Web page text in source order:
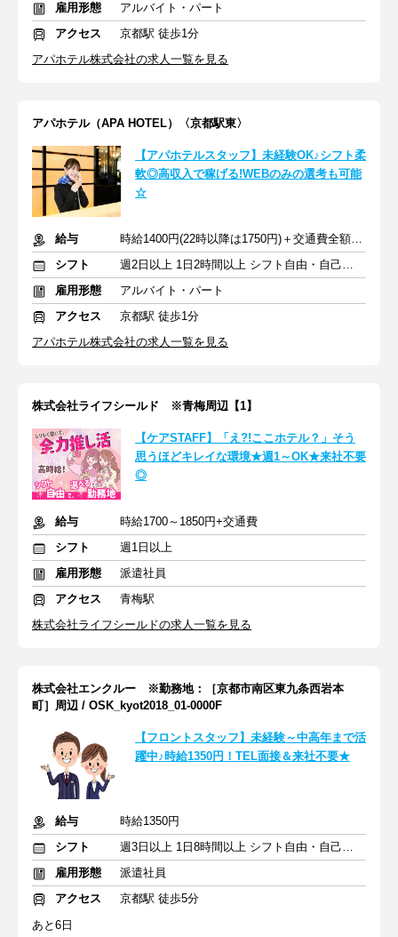
雇用形態
アルバイト・パート
アクセス
京都駅 徒歩1分
アパホテル株式会社の求人一覧を見る
アパホテル（APA HOTEL）〈京都駅東〉
【アパホテルスタッフ】未経験OK♪シフト柔
軟◎高収入で稼げる!WEBのみの選考も可能
☆
給与
時給1400円(22時以降は1750円)＋交通費全額支給
シフト
週2日以上 1日2時間以上 シフト自由・自己申告
雇用形態
アルバイト・パート
アクセス
京都駅 徒歩1分
アパホテル株式会社の求人一覧を見る
株式会社ライフシールド ※青梅周辺【1】
【ケアSTAFF】「え?!ここホテル？」そう
思うほどキレイな環境★週1～OK★来社不要
◎
給与
時給1700～1850円+交通費
シフト
週1日以上
雇用形態
派遣社員
アクセス
青梅駅
株式会社ライフシールドの求人一覧を見る
株式会社エンクルー ※勤務地：［京都市南区東九条西岩本
町］周辺 / OSK_kyot2018_01-0000F
【フロントスタッフ】未経験～中高年まで活
躍中♪時給1350円！TEL面接＆来社不要★
給与
時給1350円
シフト
週3日以上 1日8時間以上 シフト自由・自己申告
雇用形態
派遣社員
アクセス
京都駅 徒歩5分
あと6日